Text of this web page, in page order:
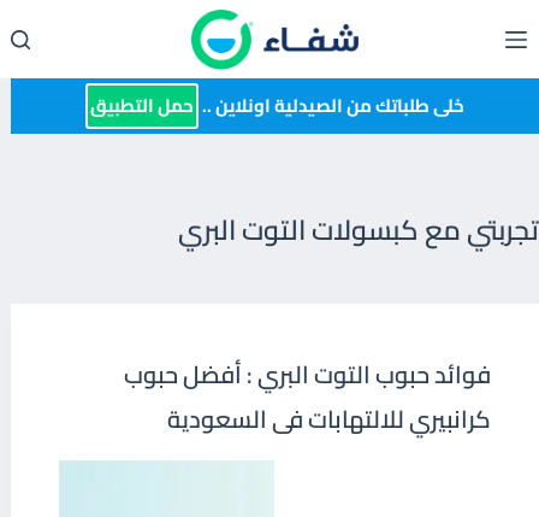
إلى
المحتوى خلى طلباتك من الصيدلية اونلاين .. حمل التطبيق
تجربتي مع كبسولات التوت البري
فوائد حبوب التوت البري : أفضل حبوب
كرانبيري للالتهابات فى السعودية